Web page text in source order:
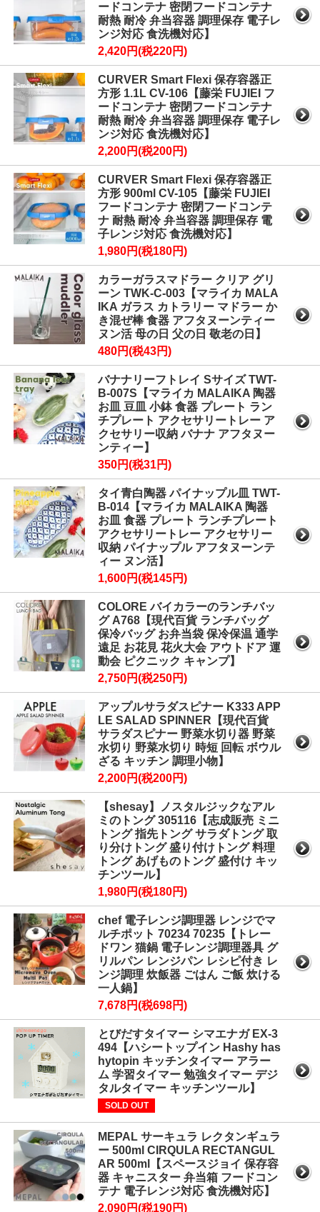
ードコンテナ 密閉フードコンテナ
耐熱 耐冷 弁当容器 調理保存 電子レ
ンジ対応 食洗機対応】
2,420円(税220円)
CURVER Smart Flexi 保存容器正
方形 1.1L CV-106【藤栄 FUJIEI フ
ードコンテナ 密閉フードコンテナ
耐熱 耐冷 弁当容器 調理保存 電子レ
ンジ対応 食洗機対応】
2,200円(税200円)
CURVER Smart Flexi 保存容器正
方形 900ml CV-105【藤栄 FUJIEI
フードコンテナ 密閉フードコンテ
ナ 耐熱 耐冷 弁当容器 調理保存 電
子レンジ対応 食洗機対応】
1,980円(税180円)
カラーガラスマドラー クリア グリ
ーン TWK-C-003【マライカ MALA
IKA ガラス カトラリー マドラー か
き混ぜ棒 食器 アフタヌーンティー
ヌン活 母の日 父の日 敬老の日】
480円(税43円)
バナナリーフトレイ Sサイズ TWT-
B-007S【マライカ MALAIKA 陶器
お皿 豆皿 小鉢 食器 プレート ラン
チプレート アクセサリートレー ア
クセサリー収納 バナナ アフタヌー
ンティー】
350円(税31円)
タイ青白陶器 パイナップル皿 TWT-
B-014【マライカ MALAIKA 陶器
お皿 食器 プレート ランチプレート
アクセサリートレー アクセサリー
収納 パイナップル アフタヌーンテ
ィー ヌン活】
1,600円(税145円)
COLORE バイカラーのランチバッ
グ A768【現代百貨 ランチバッグ
保冷バッグ お弁当袋 保冷保温 通学
遠足 お花見 花火大会 アウトドア 運
動会 ピクニック キャンプ】
2,750円(税250円)
アップルサラダスピナー K333 APP
LE SALAD SPINNER【現代百貨
サラダスピナー 野菜水切り器 野菜
水切り 野菜水切り 時短 回転 ボウル
ざる キッチン 調理小物】
2,200円(税200円)
【shesay】ノスタルジックなアル
ミのトング 305116【志成販売 ミニ
トング 指先トング サラダトング 取
り分けトング 盛り付けトング 料理
トング あげものトング 盛付け キッ
チンツール】
1,980円(税180円)
chef 電子レンジ調理器 レンジでマ
ルチポット 70234 70235【トレー
ドワン 猫鍋 電子レンジ調理器具 グ
リルパン レンジパン レシピ付き レ
ンジ調理 炊飯器 ごはん ご飯 炊ける
一人鍋】
7,678円(税698円)
とびだすタイマー シマエナガ EX-3
494【ハシートップイン Hashy has
hytopin キッチンタイマー アラー
ム 学習タイマー 勉強タイマー デジ
タルタイマー キッチンツール】
SOLD OUT
MEPAL サーキュラ レクタンギュラ
ー 500ml CIRQULA RECTANGUL
AR 500ml【スペースジョイ 保存容
器 キャニスター 弁当箱 フードコン
テナ 電子レンジ対応 食洗機対応】
2,090円(税190円)